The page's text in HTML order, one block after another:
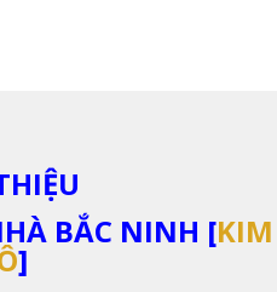
BẮC NINH [KIM
]